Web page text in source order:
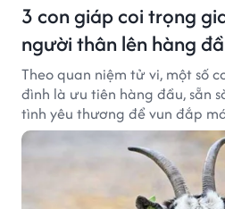
3 con giáp coi trọng
người thân lên hàng
Theo quan niệm tử vi, một số
đình là ưu tiên hàng đầu, sẵn
tình yêu thương để vun đắp